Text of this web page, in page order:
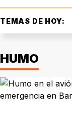
TEMAS DE HOY:
HUMO